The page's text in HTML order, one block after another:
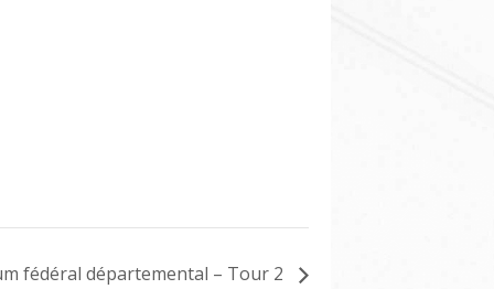
fédéral départemental – Tour 2